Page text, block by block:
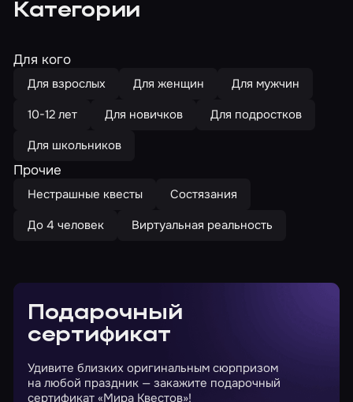
Категории
Для кого
Для взрослых Для женщин
Для мужчин
10-12 лет
Для новичков
Для подростков
Для школьников
Прочие
Нестрашные квесты
Состязания
До 4 человек
Виртуальная реальность
Подарочный
сертификат
Удивите близких оригинальным сюрпризом
на любой праздник — закажите подарочный
сертификат «Мира Квестов»!